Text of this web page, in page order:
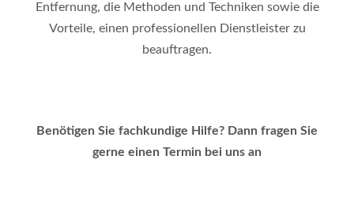
Entfernung, die Methoden und Techniken sowie die
Vorteile, einen professionellen Dienstleister zu
beauftragen.
Benötigen Sie fachkundige Hilfe? Dann fragen Sie
gerne einen Termin bei uns an